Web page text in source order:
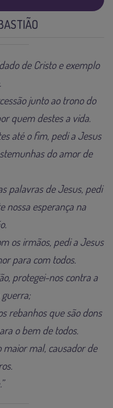
de Cristo e exemplo
junto ao trono do
quem destes a vida.
até o fim, pedi a Jesus
do amor de
palavras de Jesus, pedi
nossa esperança na
os irmãos, pedi a Jesus
para com todos.
protegei-nos contra a
guerra;
rebanhos que são dons
o bem de todos.
mal, causador de